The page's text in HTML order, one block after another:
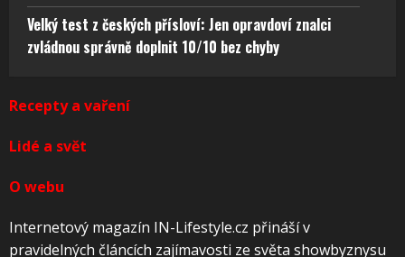
Velký test z českých přísloví: Jen opravdoví znalci
zvládnou správně doplnit 10/10 bez chyby
Recepty a vaření
Lidé a svět
O webu
Internetový magazín IN-Lifestyle.cz přináší v
pravidelných článcích zajímavosti ze světa showbyznysu